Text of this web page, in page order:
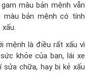
màu bản mệnh vẫn
màu bản mệnh có tính
mệnh là điều rất xấu vì
khỏe của bạn, lái xe
sửa chữa, hay bị kẻ xấu